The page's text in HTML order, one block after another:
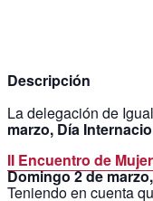
Descripción
La delegación de
marzo, Día
II Encuentro de
Domingo 2 de
Teniendo en cuenta